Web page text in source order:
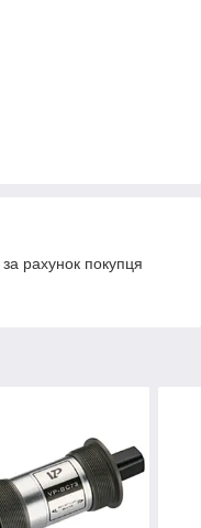
рахунок покупця